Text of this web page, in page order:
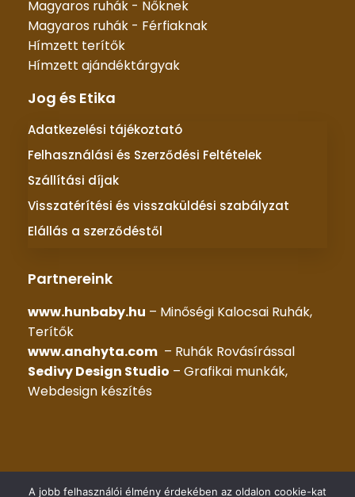
Magyaros ruhák - Nőknek
Magyaros ruhák - Férfiaknak
Hímzett terítők
Hímzett ajándéktárgyak
Jog és Etika
Adatkezelési tájékoztató
Felhasználási és Szerződési Feltételek
Szállítási díjak
Visszatérítési és visszaküldési szabályzat
Elállás a szerződéstől
Partnereink
www.hunbaby.hu – Minőségi Kalocsai Ruhák,
Terítők
www.anahyta.com – Ruhák Rovásírással
Sedivy Design Studio – Grafikai munkák,
Webdesign készítés
© 2025 –KALOCSAI RUHÁK– Minden jog fenntartva |
A jobb felhasználói élmény érdekében az oldalon cookie-kat